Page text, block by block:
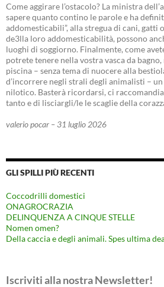
Come aggirare l’ostacolo? La ministra
sapere quanto contino le parole e ha
addomesticabili”, alla stregua di cani, gatti
de3lla loro addomesticabilità, possono
luoghi di soggiorno. Finalmente, come
potrete tenere nella vostra vasca da
piscina – senza tema di nuocere alla
d’incorrere negli strali degli animalisti –
nilotico. Basterà ricordarsi, ci
tanto e di lisciargli/le le scaglie della
valerio pocar – 31 luglio 2026
GLI SPILLI PIÙ RECENTI
Coccodrilli domestici
ONAGROCRAZIA
DELINQUENZA A CINQUE STELLE
Nomen omen?
Della caccia e degli animali. Spes ultima
Iscriviti alla nostra Newsletter!